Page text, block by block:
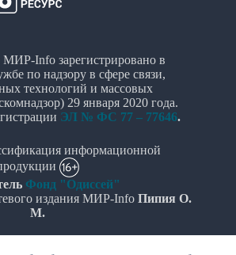
МИР-Info зарегистрировано в
по надзору в сфере связи,
технологий и массовых
29 января 2020 года.
ЭЛ № ФС 77 – 77646.
информационной
Фонд "Одиссей"
издания МИР-Info Пипия О.
М.